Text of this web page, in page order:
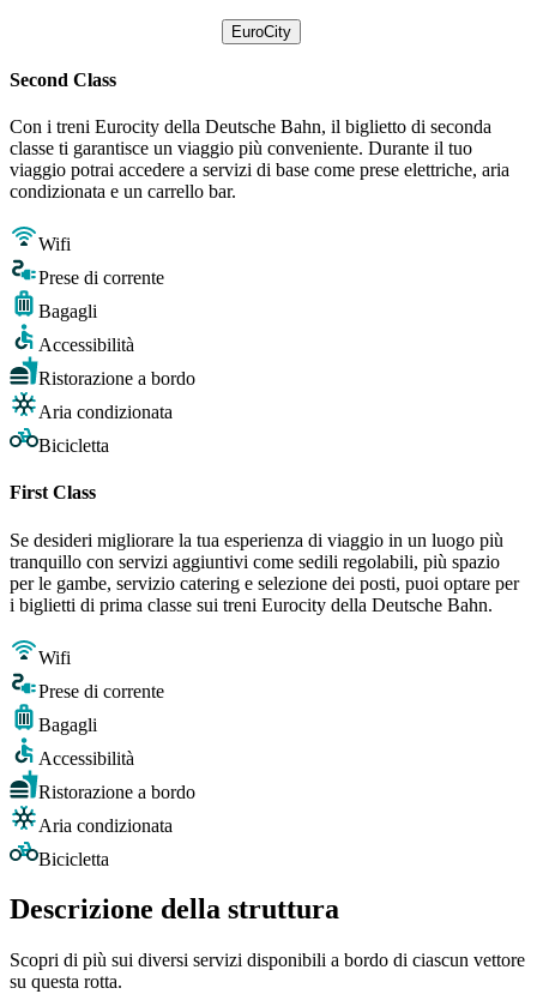
EuroCity
Second Class
Con i treni Eurocity della Deutsche Bahn, il biglietto di seconda
classe ti garantisce un viaggio più conveniente. Durante il tuo
viaggio potrai accedere a servizi di base come prese elettriche, aria
condizionata e un carrello bar.
Wifi
Prese di corrente
Bagagli
Accessibilità
Ristorazione a bordo
Aria condizionata
Bicicletta
First Class
Se desideri migliorare la tua esperienza di viaggio in un luogo più
tranquillo con servizi aggiuntivi come sedili regolabili, più spazio
per le gambe, servizio catering e selezione dei posti, puoi optare per
i biglietti di prima classe sui treni Eurocity della Deutsche Bahn.
Wifi
Prese di corrente
Bagagli
Accessibilità
Ristorazione a bordo
Aria condizionata
Bicicletta
Descrizione della struttura
Scopri di più sui diversi servizi disponibili a bordo di ciascun vettore
su questa rotta.